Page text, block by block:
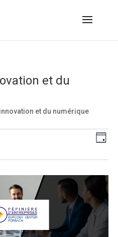
et du
et du numérique
de
Jour